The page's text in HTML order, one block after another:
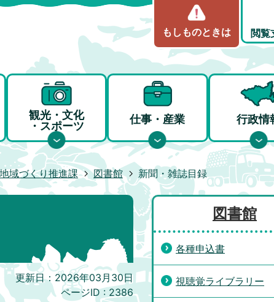
もしものときは 閲
観光・文化
・スポーツ
仕事・産業 行政情
地域づくり推進課 図書館 新聞・雑誌目録
更新日：2026年03月30日
ページID : 2386
図書館
各種申込書
視聴覚ライブラリー